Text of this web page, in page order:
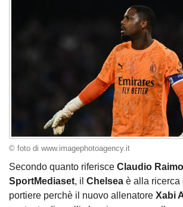
© foto di www.imagephotoagency.it
Secondo quanto riferisce Claudio
SportMediaset, il Chelsea è alla ricerca
portiere perchè il nuovo allenatore Xabi